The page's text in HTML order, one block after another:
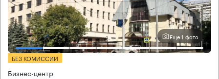
Еще 1 фото
БЕЗ КОМИССИИ
Бизнес-центр